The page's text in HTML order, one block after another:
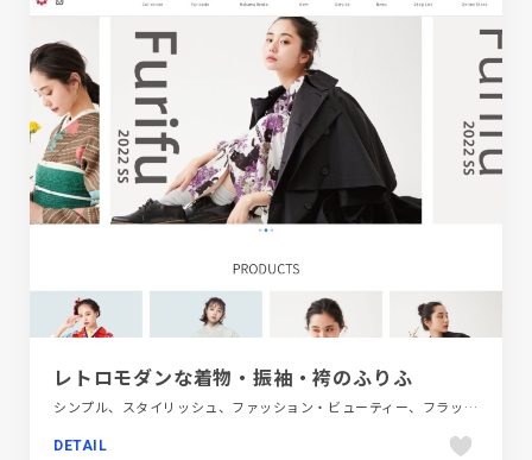
レトロモダンな着物・振袖・袴のふりふ
シンプル、スタイリッシュ、ファッション・ビューティー、フラットデザイン、ブランド・サービスサイト、ホワイト系、大きめ写真、日本テイスト
DETAIL